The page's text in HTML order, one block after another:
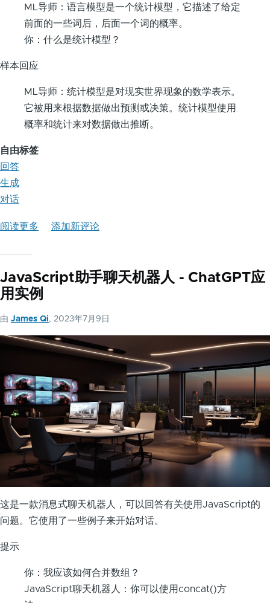
ML导师：语言模型是一个统计模型，它描述了给定
前面的一些词后，后面一个词的概率。
你：什么是统计模型？
样本回应
ML导师：统计模型是对现实世界现象的数学表示。
它被用来根据数据做出预测或决策。统计模型使用
概率和统计来对数据做出推断。
自由标签
回答
生成
对话
阅读更多
语
言
型
导
ChatGPT
应
用
添加新评论
JavaScript助手聊天机器人 - ChatGPT应
用实例
由 James Qi, 2023年7月9日
这是一款消息式聊天机器人，可以回答有关使用JavaScript的
问题。它使用了一些例子来开始对话。
提示
你：我应该如何合并数组？
JavaScript聊天机器人：你可以使用concat()方